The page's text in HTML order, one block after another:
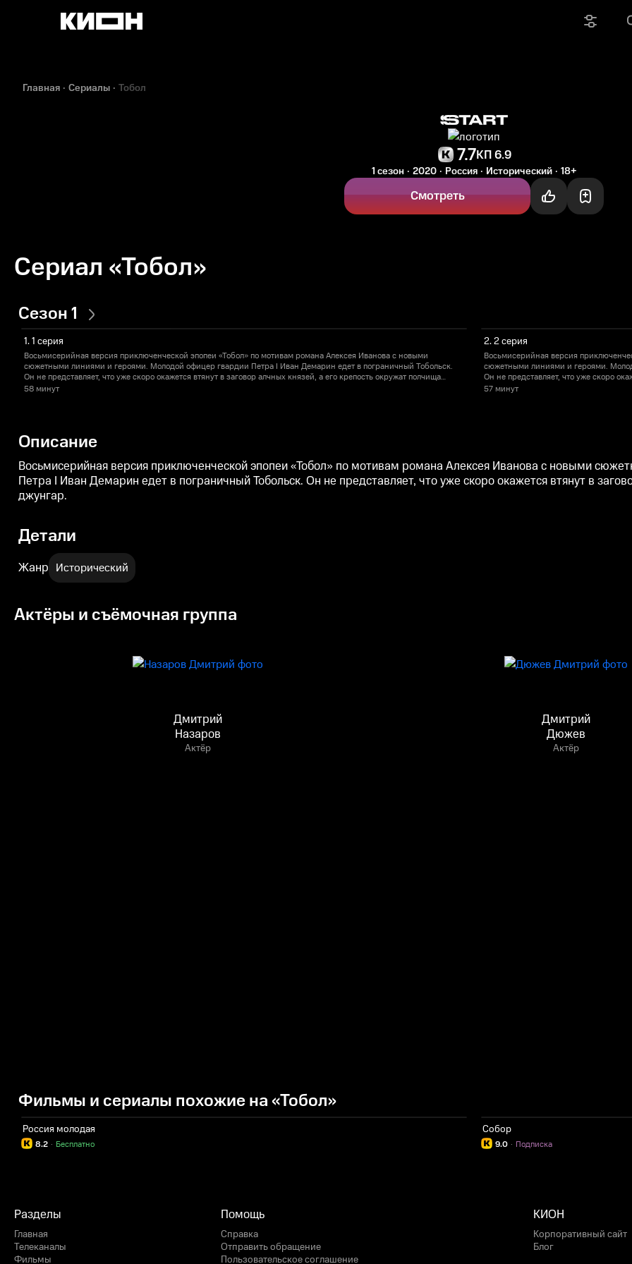
Главная Сериалы Тобол
7.7КП 6.9
1 сезон 2020 Россия Исторический 18+
Смотреть
Сериал «Тобол»
Сезон 1
1. 1 серия
Восьмисерийная версия приключенческой эпопеи «Тобол» по мотивам романа Алексея Иванова с новыми
сюжетными линиями и героями. Молодой офицер гвардии Петра I Иван Демарин едет в пограничный Тобольск.
Он не представляет, что уже скоро окажется втянут в заговор алчных князей, а его крепость окружат полчища
джунгар.
58 минут
2. 2 серия
Восьмисерийная версия
сюжетными линиями и героями.
Он не представляет, что уже скоро
джунгар.
57 минут
Описание
Восьмисерийная версия приключенческой эпопеи «Тобол» по мотивам романа Алексея Иванова с новыми
Петра I Иван Демарин едет в пограничный Тобольск. Он не представляет, что уже скоро окажется втянут в
джунгар.
Детали
Жанр Исторический
Актёры и съёмочная группа
Дмитрий
Назаров
Актёр
Дмитрий
Дюжев
Актёр
Фильмы и сериалы похожие на «Тобол»
Россия молодая
8.2 Бесплатно
·
Собор
9.0 Подписка
·
Разделы
Главная
Телеканалы
Фильмы
Помощь
Справка
Отправить обращение
Пользовательское соглашение
КИОН
Корпоративный сайт
Блог